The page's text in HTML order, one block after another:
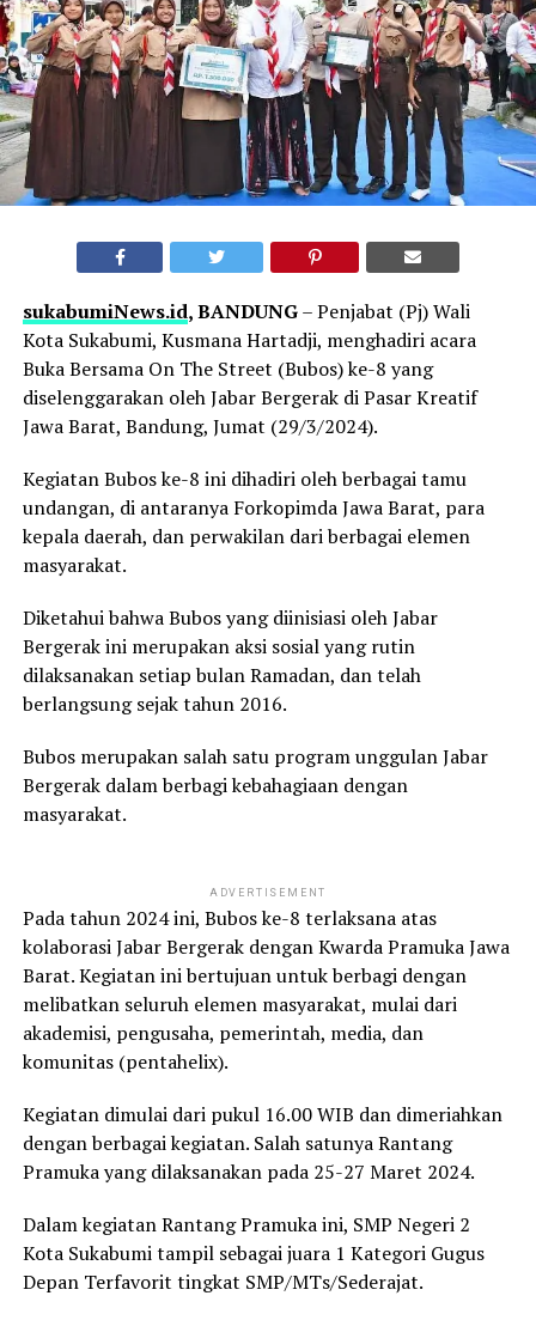
sukabumiNews.id, BANDUNG– Penjabat (Pj) Wali
Kota Sukabumi, Kusmana Hartadji, menghadiri acara
Buka Bersama On The Street (Bubos) ke-8 yang
diselenggarakan oleh Jabar Bergerak di Pasar Kreatif
Jawa Barat, Bandung, Jumat (29/3/2024).
Kegiatan Bubos ke-8 ini dihadiri oleh berbagai tamu
undangan, di antaranya Forkopimda Jawa Barat, para
kepala daerah, dan perwakilan dari berbagai elemen
masyarakat.
Diketahui bahwa Bubos yang diinisiasi oleh Jabar
Bergerak ini merupakan aksi sosial yang rutin
dilaksanakan setiap bulan Ramadan, dan telah
berlangsung sejak tahun 2016.
Bubos merupakan salah satu program unggulan Jabar
Bergerak dalam berbagi kebahagiaan dengan
masyarakat.
ADVERTISEMENT
Pada tahun 2024 ini, Bubos ke-8 terlaksana atas
kolaborasi Jabar Bergerak dengan Kwarda Pramuka Jawa
Barat. Kegiatan ini bertujuan untuk berbagi dengan
melibatkan seluruh elemen masyarakat, mulai dari
akademisi, pengusaha, pemerintah, media, dan
komunitas (pentahelix).
Kegiatan dimulai dari pukul 16.00 WIB dan dimeriahkan
dengan berbagai kegiatan. Salah satunya Rantang
Pramuka yang dilaksanakan pada 25-27 Maret 2024.
Dalam kegiatan Rantang Pramuka ini, SMP Negeri 2
Kota Sukabumi tampil sebagai juara 1 Kategori Gugus
Depan Terfavorit tingkat SMP/MTs/Sederajat.